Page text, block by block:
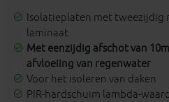
Isolatieplaten met tweezijdig
laminaat
Met eenzijdig afschot van
afvloeiing van regenwater
Voor het isoleren van daken
PIR-hardschuim lambda-